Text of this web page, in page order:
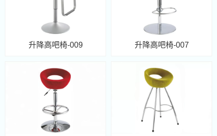
升降高吧椅-009 升降高吧椅-007